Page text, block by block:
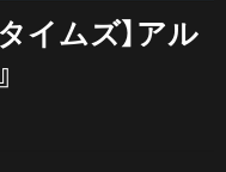
イムズ】アル